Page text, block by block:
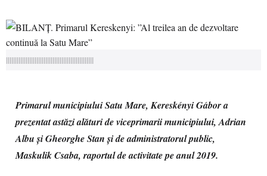
|||||||||||||||||||||||||||||||||||||||||||||||||
Primarul municipiului Satu Mare, Kereskényi Gábor a
prezentat astăzi alături de viceprimarii municipiului, Adrian
Albu și Gheorghe Stan și de administratorul public,
Maskulik Csaba, raportul de activitate pe anul 2019.